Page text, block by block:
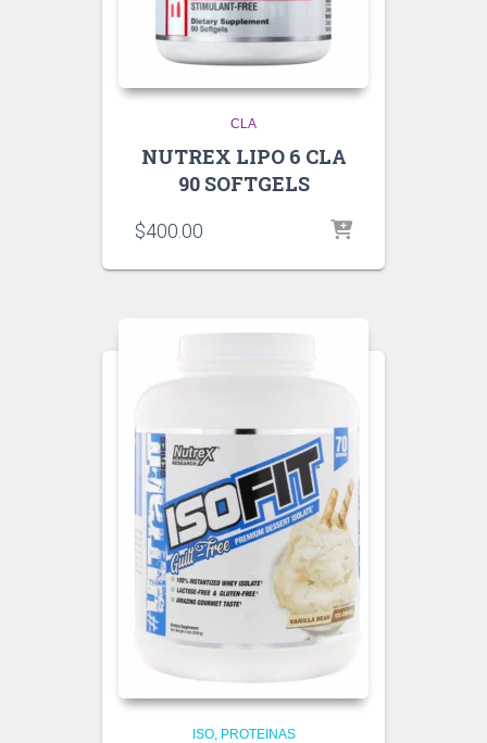
CLA
NUTREX LIPO 6 CLA
90 SOFTGELS
$400.00
ISO PROTEINAS